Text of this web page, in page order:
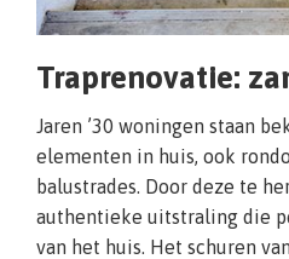
Traprenovatie:
Jaren ’30 woningen staan
elementen in huis, ook
balustrades. Door deze te
authentieke uitstraling die
van het huis. Het schuren